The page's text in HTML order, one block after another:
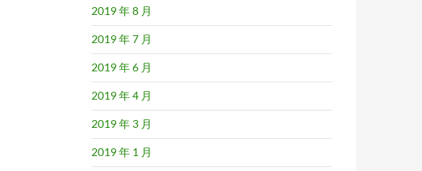
2019 年 8 月
2019 年 7 月
2019 年 6 月
2019 年 4 月
2019 年 3 月
2019 年 1 月